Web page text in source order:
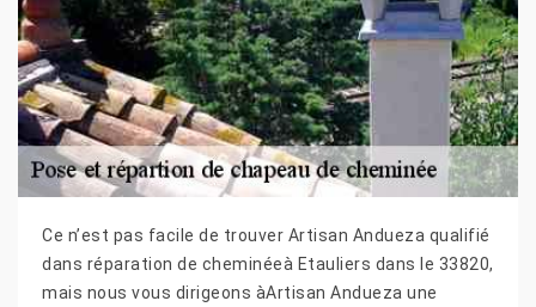
Ce n’est pas facile de trouver Artisan Andueza qualifié
dans réparation de cheminéeà Etauliers dans le 33820,
mais nous vous dirigeons àArtisan Andueza une